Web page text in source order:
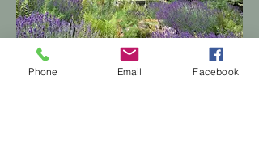
Phone Email Facebook